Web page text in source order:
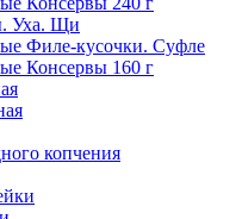
Уха. Щи
Филе-кусочки. Суфле
Консервы 160 г
копчения